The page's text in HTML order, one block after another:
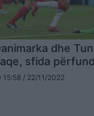
dhe
sfida
15:58 / 22/11/2022